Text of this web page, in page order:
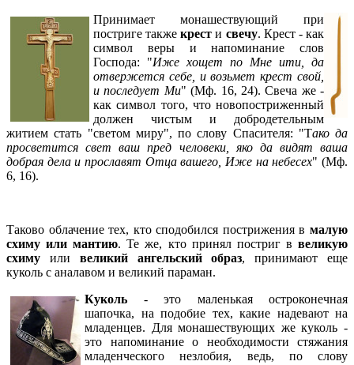
Принимает монашествующий при
постриге такжекрест и свечу. Крест - как
символ веры и напоминание слов
Господа: "Иже хощет по Мне ити, да
отвержется себе, и возьмет крест свой,
и последует Ми" (Мф. 16, 24). Свеча же -
как символ того, что новопостриженный
должен чистым и добродетельным
житием стать "светом миру", по слову Спасителя: "Тако да
просветится свет ваш пред человеки, яко да видят ваша
добрая дела и прославят Отца вашего, Иже на небесех" (Мф.
6, 16).
Таково облачение тех, кто сподобился пострижения в малую
схиму или мантию. Те же, кто принял постриг ввеликую
схиму или великий ангельский образ, принимают еще
куколь с аналавом и великий параман.
Куколь - это маленькая остроконечная
шапочка, на подобие тех, какие надевают на
младенцев. Для монашествующих же куколь -
это напоминание о необходимости стяжания
младенческого незлобия, ведь, по слову